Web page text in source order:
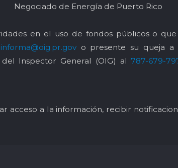
Negociado de Energía de Puerto Rico
en el uso de fondos públicos o
informa@oig.pr.govo presente su queja a
Inspector General (OIG) al 787-679-
acceso a la información, recibir